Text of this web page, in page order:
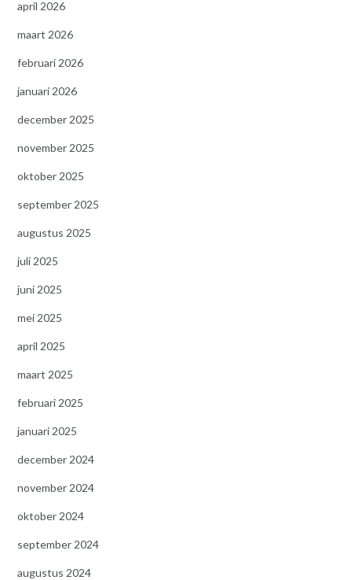
april 2026
maart 2026
februari 2026
januari 2026
december 2025
november 2025
oktober 2025
september 2025
augustus 2025
juli 2025
juni 2025
mei 2025
april 2025
maart 2025
februari 2025
januari 2025
december 2024
november 2024
oktober 2024
september 2024
augustus 2024